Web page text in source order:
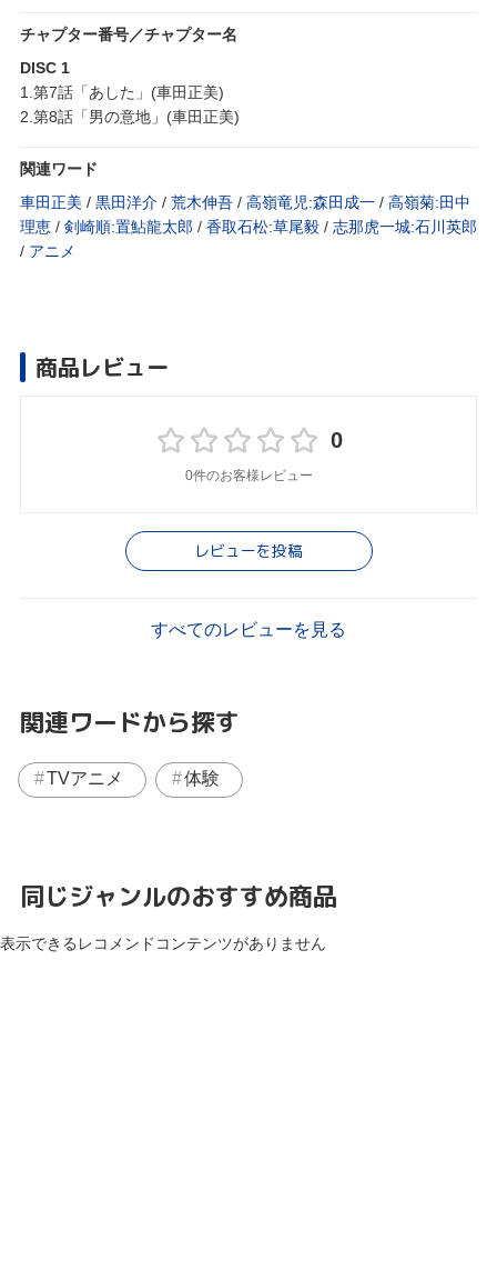
チャプター番号／チャプター名
DISC 1
1.第7話「あした」(車田正美)
2.第8話「男の意地」(車田正美)
関連ワード
車田正美 / 黒田洋介 / 荒木伸吾 / 高嶺竜児:森田成一 / 高嶺菊:田中
理恵 / 剣崎順:置鮎龍太郎 / 香取石松:草尾毅 / 志那虎一城:石川英郎
/ アニメ
商品レビュー
0
0件のお客様レビュー
レビューを投稿
すべてのレビューを見る
関連ワードから探す
TVアニメ 体験
同じジャンルのおすすめ商品
表示できるレコメンドコンテンツがありません